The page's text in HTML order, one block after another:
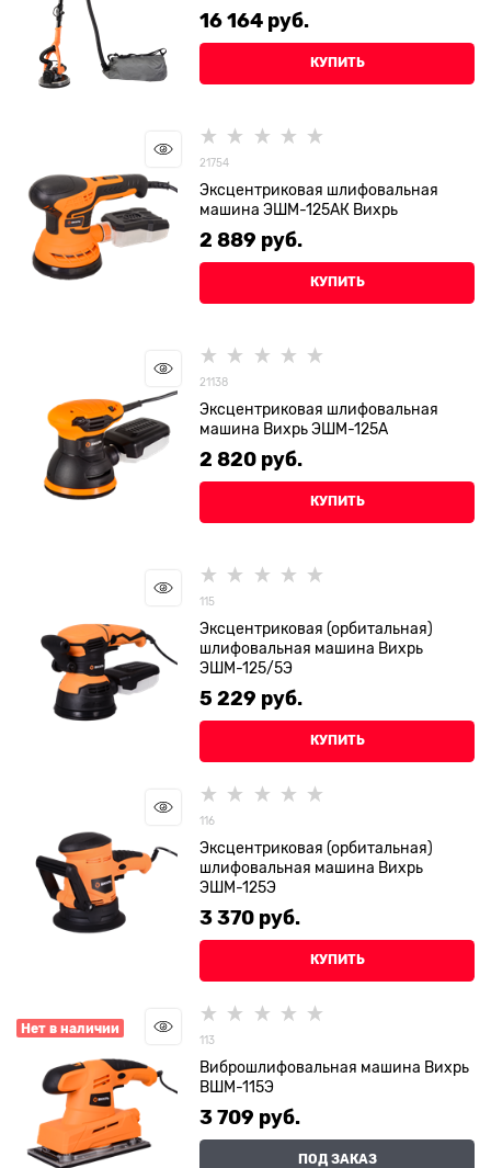
16 164 руб.
КУПИТЬ
21754
Эксцентриковая шлифовальная
машина ЭШМ-125АК Вихрь
2 889 руб.
КУПИТЬ
21138
Эксцентриковая шлифовальная
машина Вихрь ЭШМ-125А
2 820 руб.
КУПИТЬ
115
Эксцентриковая (орбитальная)
шлифовальная машина Вихрь
ЭШМ-125/5Э
5 229 руб.
КУПИТЬ
116
Эксцентриковая (орбитальная)
шлифовальная машина Вихрь
ЭШМ-125Э
3 370 руб.
КУПИТЬ
Нет в наличии
113
Виброшлифовальная машина Вихрь
ВШМ-115Э
3 709 руб.
ПОД ЗАКАЗ